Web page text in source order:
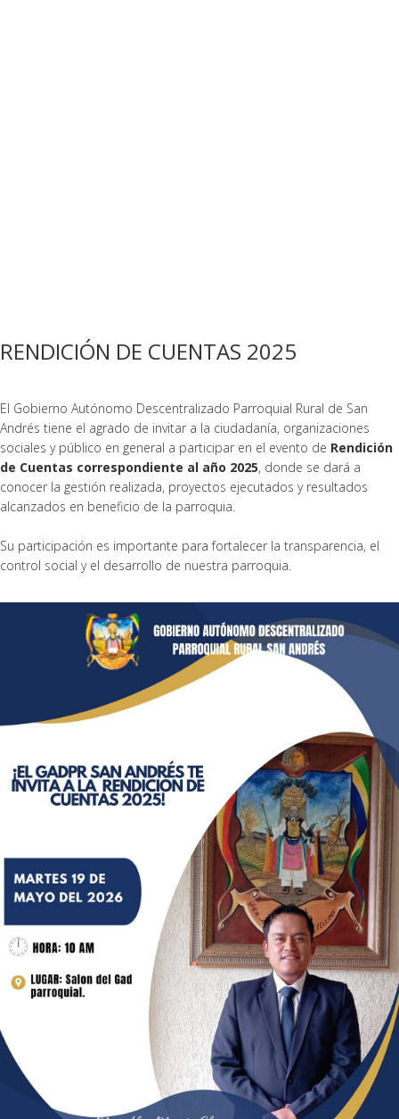
RENDICIÓN DE CUENTAS 2025
El Gobierno Autónomo Descentralizado Parroquial Rural de San
Andrés tiene el agrado de invitar a la ciudadanía, organizaciones
sociales y público en general a participar en el evento de Rendición
de Cuentas correspondiente al año 2025, donde se dará a
conocer la gestión realizada, proyectos ejecutados y resultados
alcanzados en beneficio de la parroquia.
Su participación es importante para fortalecer la transparencia, el
control social y el desarrollo de nuestra parroquia.